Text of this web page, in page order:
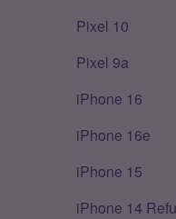
Pixel 10
Pixel 9a
iPhone 16
iPhone 16e
iPhone 15
iPhone 14